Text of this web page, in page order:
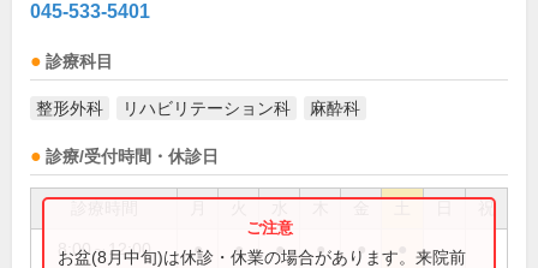
045-533-5401
診療科目
整形外科 リハビリテーション科 麻酔科
診療/受付時間・休診日
祝
8:00～12:00 ● ● ● ● ●
お盆(8月中旬)は休診・休業の場合があります。来院前